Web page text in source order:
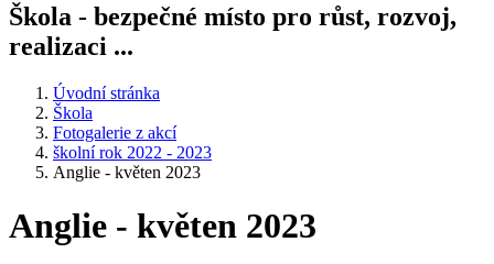
Škola - bezpečné místo pro růst, rozvoj,
realizaci ...
Úvodní stránka
Škola
Fotogalerie z akcí
školní rok 2022 - 2023
Anglie - květen 2023
Anglie - květen 2023